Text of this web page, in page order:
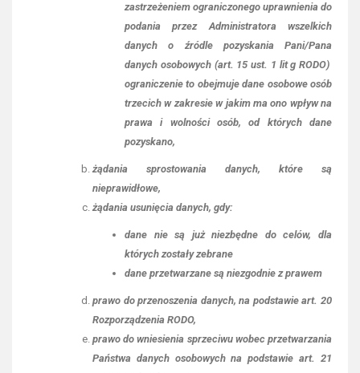
zastrzeżeniem ograniczonego uprawnienia do
podania przez Administratora wszelkich
danych o źródle pozyskania Pani/Pana
danych osobowych (art. 15 ust. 1 lit g RODO)
ograniczenie to obejmuje dane osobowe osób
trzecich w zakresie w jakim ma ono wpływ na
prawa i wolności osób, od których dane
pozyskano,
żądania sprostowania danych, które są
nieprawidłowe,
żądania usunięcia danych, gdy:
dane nie są już niezbędne do celów, dla
których zostały zebrane
dane przetwarzane są niezgodnie z prawem
prawo do przenoszenia danych, na podstawie art. 20
Rozporządzenia RODO,
prawo do wniesienia sprzeciwu wobec przetwarzania
Państwa danych osobowych na podstawie art. 21